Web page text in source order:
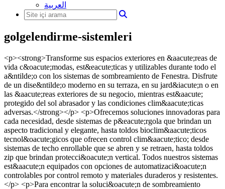
العربية
golgelendirme-sistemleri
<p><strong>Transforme sus espacios exteriores en &aacute;reas de
vida c&oacute;modas, est&eacute;ticas y utilizables durante todo el
a&ntilde;o con los sistemas de sombreamiento de Fenestra. Disfrute
de un dise&ntilde;o moderno en su terraza, en su jard&iacute;n o en
las &aacute;reas exteriores de su negocio, mientras est&aacute;
protegido del sol abrasador y las condiciones clim&aacute;ticas
adversas.</strong></p> <p>Ofrecemos soluciones innovadoras para
cada necesidad, desde sistemas de p&eacute;rgola que brindan un
aspecto tradicional y elegante, hasta toldos bioclim&aacute;ticos
tecnol&oacute;gicos que ofrecen control clim&aacute;tico; desde
sistemas de techo enrollable que se abren y se retraen, hasta toldos
zip que brindan protecci&oacute;n vertical. Todos nuestros sistemas
est&aacute;n equipados con opciones de automatizaci&oacute;n
controlables por control remoto y materiales duraderos y resistentes.
</p> <p>Para encontrar la soluci&oacute;n de sombreamiento